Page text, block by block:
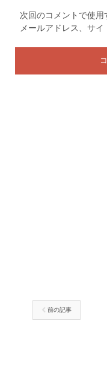
次回のコメントで使用
メールアドレス、サイ
前の記事